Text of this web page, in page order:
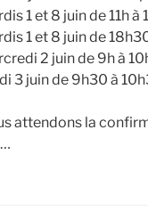
1 et 8 juin de 11h à
1 et 8 juin de
2 juin de 9h à
3 juin de 9h30 à
attendons la